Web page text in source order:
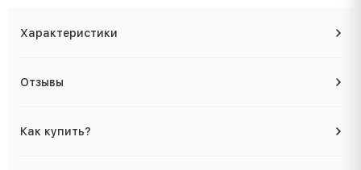
Характеристики
Отзывы
Как купить?